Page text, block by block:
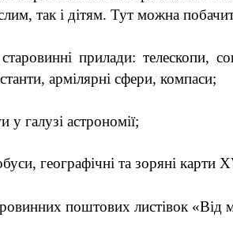
так і дітям. Тут можна
старовинні прилади: телескопи,
армілярні сфери, компаси;
у галузі астрономії;
географічні та зоряні
поштових листівок «Від